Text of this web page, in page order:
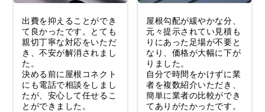
出費を抑えることができ
て良かったです。とても
親切丁寧な対応をいただ
き、不安が解消されまし
た。
決める前に屋根コネクト
にも電話で相談をしまし
たが、安心して任せるこ
とができました。
屋根勾配が緩やかな分、
元々提示されてい見積も
りにあった足場が不要と
なり、価格が大幅に下が
りました。
自分で時間をかけずに業
者を複数紹介いただき、
簡単に業者の比較ができ
てありがたかったです。